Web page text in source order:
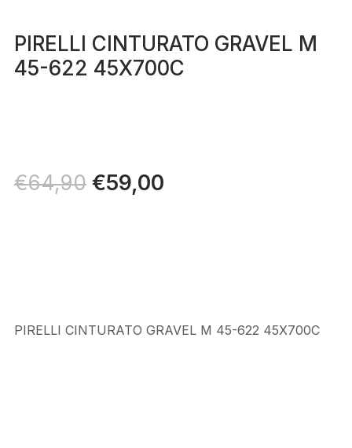
PIRELLI CINTURATO GRAVEL M
45-622 45X700C
€64,90 Il
prezzo
€59,00Il
PIRELLI CINTURATO GRAVEL M 45-622 45X700C